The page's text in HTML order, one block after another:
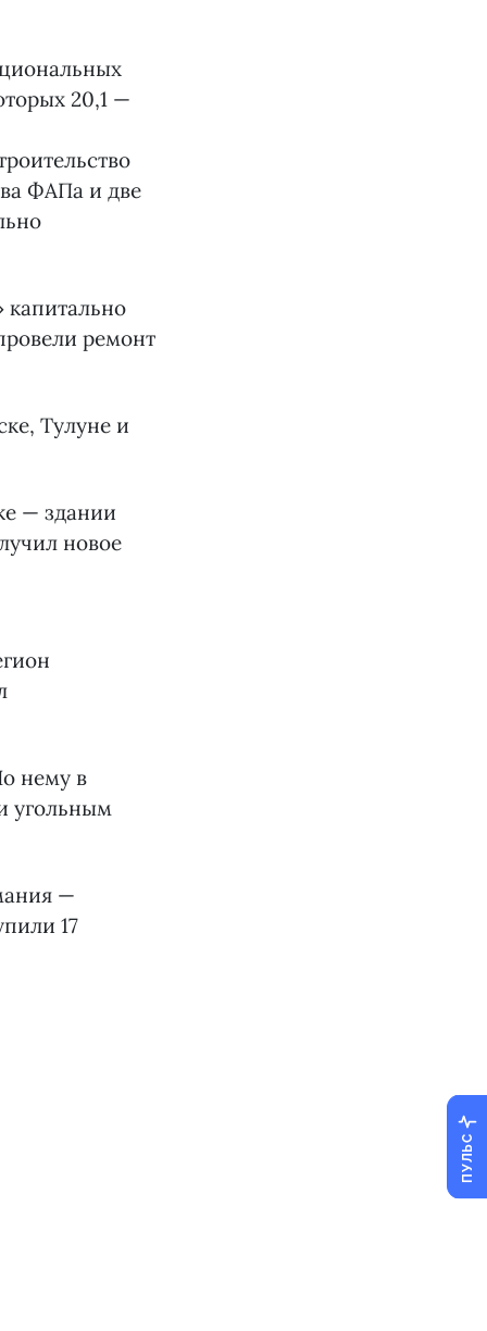
20,1 —
ФАПа и две
ремонт
Тулуне и
— здании
новое
нему в
угольным
—
17
ПУЛЬС